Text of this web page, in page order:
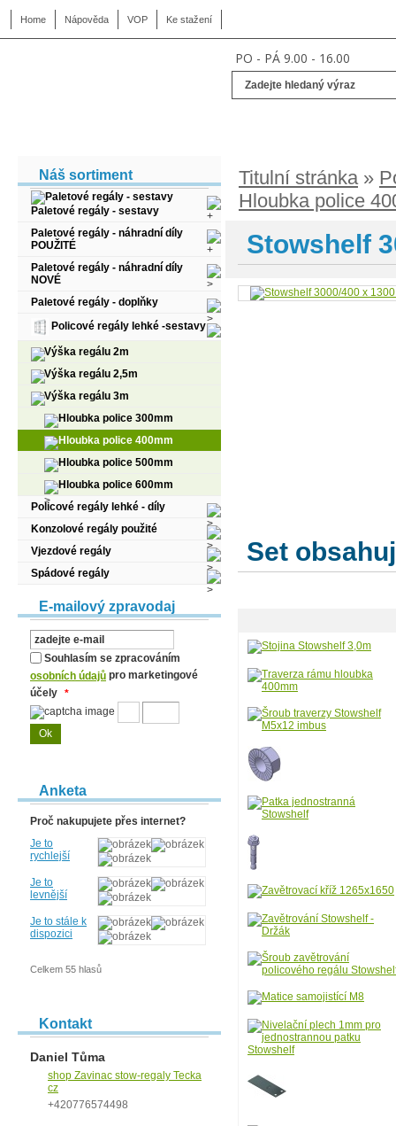
PO - PÁ 9.00 - 16.00
Home Nápověda VOP Ke stažení
Titulní stránka»
Hloubka police
Stowshelf
Set
Náš sortiment
Paletové regály - sestavy
Paletové regály - náhradní díly
POUŽITÉ
Paletové regály - náhradní díly
NOVÉ
Paletové regály - doplňky
Policové regály lehké -sestavy
Výška regálu 2m
Výška regálu 2,5m
Výška regálu 3m
Hloubka police 300mm
Hloubka police 400mm
Hloubka police 500mm
Hloubka police 600mm
Policové regály lehké - díly
Konzolové regály použité
Vjezdové regály
Spádové regály
E-mailový zpravodaj
Souhlasím se zpracováním
osobních údajů pro marketingové
účely *
Anketa
Proč nakupujete přes internet?
Je to
rychlejší
Je to
levnější
Je to stále k
dispozici
Celkem 55 hlasů
Kontakt
Daniel Tůma
shop Zavinac stow-regaly Tecka
cz
+420776574498